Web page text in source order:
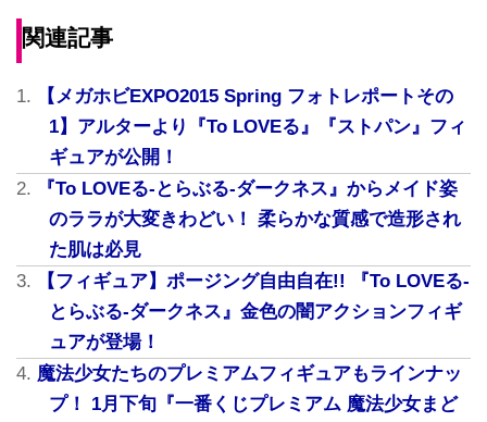
華やかに再現している。
重要な販売期間だが、今回『To LOVEる-とらぶる-』の
24日（火）～6月26日（日）の期間限定にて、「とら
のあな秋葉原店C」で抽選販売の受注となっている。
こんなチャンスは二度とないかも…？
関連記事
【メガホビEXPO2015 Spring フォトレポートその
1】アルターより『To LOVEる』『ストパン』フィ
ギュアが公開！
『To LOVEる-とらぶる-ダークネス』からメイド姿
のララが大変きわどい！ 柔らかな質感で造形され
た肌は必見
【フィギュア】ポージング自由自在!! 『To LOVEる-
とらぶる-ダークネス』金色の闇アクションフィギ
ュアが登場！
魔法少女たちのプレミアムフィギュアもラインナッ
プ！ 1月下旬『一番くじプレミアム 魔法少女まど